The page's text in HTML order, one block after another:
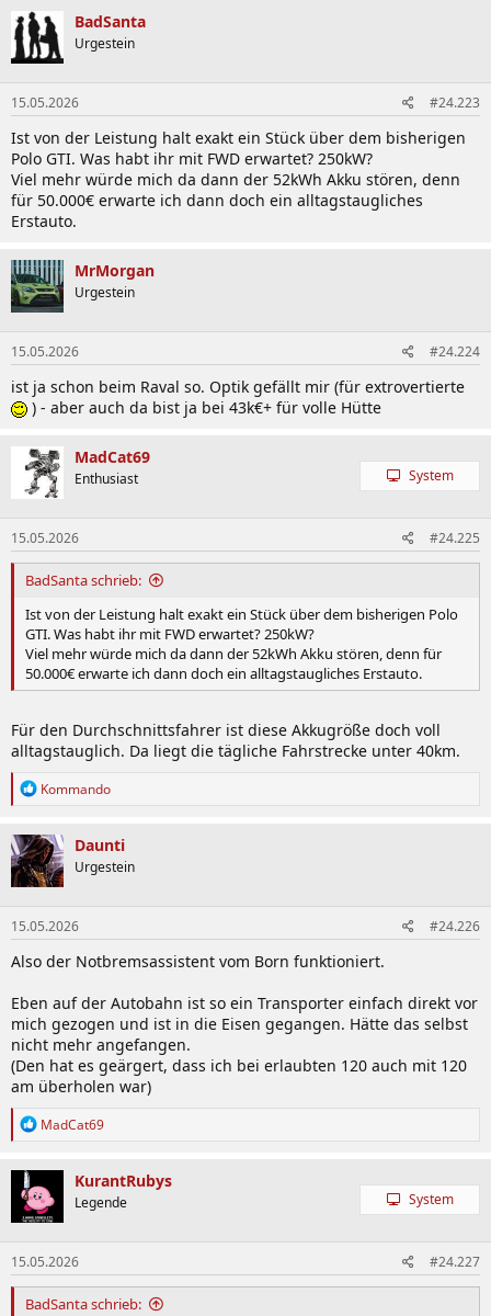
BadSanta
Urgestein
15.05.2026 #24.223
Ist von der Leistung halt exakt ein Stück über dem bisherigen
Polo GTI. Was habt ihr mit FWD erwartet? 250kW?
Viel mehr würde mich da dann der 52kWh Akku stören, denn
für 50.000€ erwarte ich dann doch ein alltagstaugliches
Erstauto.
MrMorgan
Urgestein
15.05.2026 #24.224
ist ja schon beim Raval so. Optik gefällt mir (für extrovertierte
) - aber auch da bist ja bei 43k€+ für volle Hütte
MadCat69
Enthusiast System
15.05.2026 #24.225
BadSanta schrieb:
Ist von der Leistung halt exakt ein Stück über dem bisherigen Polo
GTI. Was habt ihr mit FWD erwartet? 250kW?
Viel mehr würde mich da dann der 52kWh Akku stören, denn für
50.000€ erwarte ich dann doch ein alltagstaugliches Erstauto.
Für den Durchschnittsfahrer ist diese Akkugröße doch voll
alltagstauglich. Da liegt die tägliche Fahrstrecke unter 40km.
R
k
t
i
o
n
e
n
:
Kommando
Daunti
Urgestein
15.05.2026 #24.226
Also der Notbremsassistent vom Born funktioniert.
Eben auf der Autobahn ist so ein Transporter einfach direkt vor
mich gezogen und ist in die Eisen gegangen. Hätte das selbst
nicht mehr angefangen.
(Den hat es geärgert, dass ich bei erlaubten 120 auch mit 120
am überholen war)
R
k
t
i
o
n
e
n
:
MadCat69
KurantRubys
Legende System
15.05.2026 #24.227
BadSanta schrieb: